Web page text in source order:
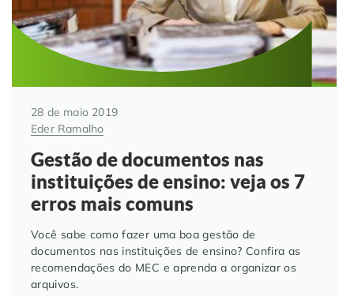
28 de maio 2019
Eder Ramalho
Gestão de documentos nas
instituições de ensino: veja os 7
erros mais comuns
Você sabe como fazer uma boa gestão de
documentos nas instituições de ensino? Confira as
recomendações do MEC e aprenda a organizar os
arquivos.